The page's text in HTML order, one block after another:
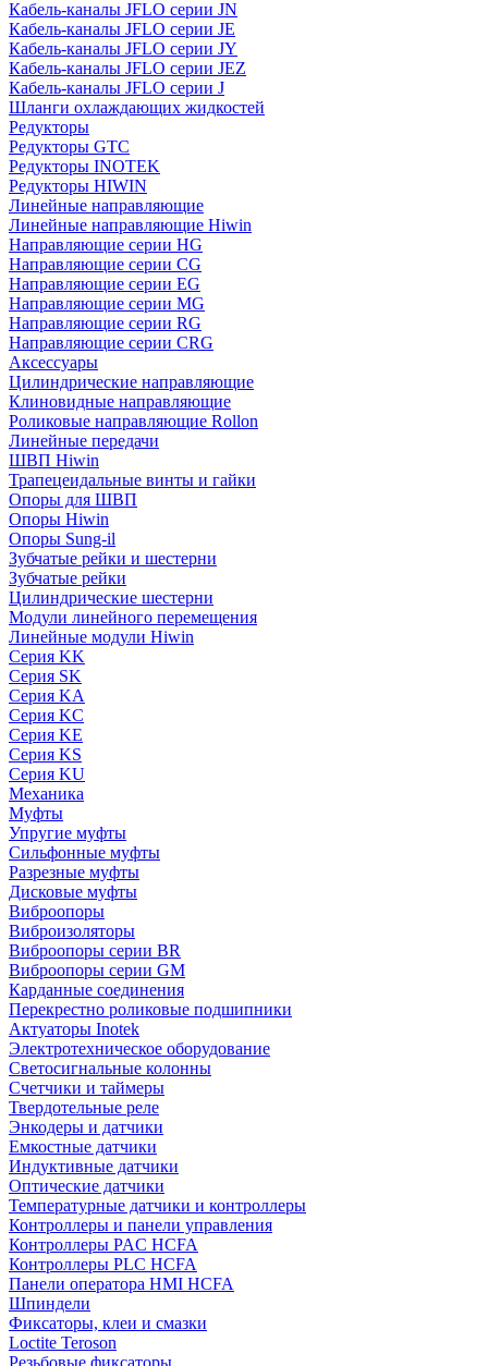
Кабель-каналы JFLO серии JN
Кабель-каналы JFLO серии JE
Кабель-каналы JFLO серии JY
Кабель-каналы JFLO серии JEZ
Кабель-каналы JFLO серии J
Шланги охлаждающих жидкостей
Редукторы
Редукторы GTC
Редукторы INOTEK
Редукторы HIWIN
Линейные направляющие
Линейные направляющие Hiwin
Направляющие серии HG
Направляющие серии CG
Направляющие серии EG
Направляющие серии MG
Направляющие серии RG
Направляющие серии CRG
Аксессуары
Цилиндрические направляющие
Клиновидные направляющие
Роликовые направляющие Rollon
Линейные передачи
ШВП Hiwin
Трапецеидальные винты и гайки
Опоры для ШВП
Опоры Hiwin
Опоры Sung-il
Зубчатые рейки и шестерни
Зубчатые рейки
Цилиндрические шестерни
Модули линейного перемещения
Линейные модули Hiwin
Серия KK
Серия SK
Серия KA
Серия KC
Серия KE
Серия KS
Серия KU
Механика
Муфты
Упругие муфты
Сильфонные муфты
Разрезные муфты
Дисковые муфты
Виброопоры
Виброизоляторы
Виброопоры серии BR
Виброопоры серии GM
Карданные соединения
Перекрестно роликовые подшипники
Актуаторы Inotek
Электротехническое оборудование
Светосигнальные колонны
Счетчики и таймеры
Твердотельные реле
Энкодеры и датчики
Емкостные датчики
Индуктивные датчики
Оптические датчики
Температурные датчики и контроллеры
Контроллеры и панели управления
Контроллеры PAC HCFA
Контроллеры PLC HCFA
Панели оператора HMI HCFA
Шпиндели
Фиксаторы, клеи и смазки
Loctite Teroson
Резьбовые фиксаторы